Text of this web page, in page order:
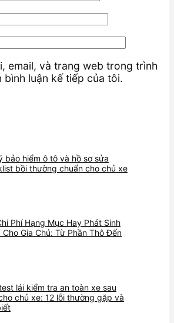
email, và trang web trong trình
bình luận kế tiếp của tôi.
bảo hiểm ô tô và hồ sơ sửa
bồi thường chuẩn cho chủ xe
Phí Hạng Mục Hay Phát Sinh
Cho Gia Chủ: Từ Phần Thô Đến
lái kiểm tra an toàn xe sau
chủ xe: 12 lỗi thường gặp và